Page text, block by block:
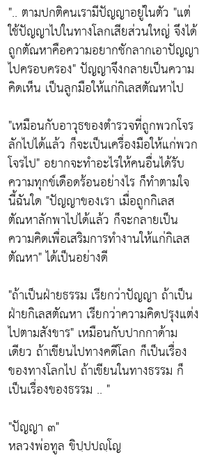
".. ตามปกติคนเรามีปัญญาอยู่ในตัว "แต่
ใช้ปัญญาไปในทางโลกเสียส่วนใหญ่ จึงได้
ถูกตัณหาคือความอยากชักลากเอาปัญญา
ไปครอบครอง"ปัญญาจึงกลายเป็นความ
คิดเห็น เป็นลูกมือให้แก่กิเลสตัณหาไป
"เหมือนกับอาวุธของตำรวจที่ถูกพวกโจร
ลักไปได้แล้ว ก็จะเป็นเครื่องมือให้แก่พวก
โจรไป"อยากจะทำอะไรให้คนอื่นได้รับ
ความทุกข์เดือดร้อนอย่างไร ก็ทำตามใจ
นี้ฉันใด "ปัญญาของเรา เมื่อถูกกิเลส
ตัณหาลักพาไปได้แล้ว ก็จะกลายเป็น
ความคิดเพื่อเสริมการทำงานให้แก่กิเลส
ตัณหา"ได้เป็นอย่างดี
"ถ้าเป็นฝ่ายธรรม เรียกว่าปัญญา ถ้าเป็น
ฝ่ายกิเลสตัณหา เรียกว่าความคิดปรุงแต่ง
ไปตามสังขาร" เหมือนกับปากกาด้าม
เดียว ถ้าเขียนไปทางคดีโลก ก็เป็นเรื่อง
ของทางโลกไป ถ้าเขียนในทางธรรม ก็
เป็นเรื่องของธรรม .. "
"ปัญญา ๓"
หลวงพ่อทูล ขิปฺปปญฺโญ